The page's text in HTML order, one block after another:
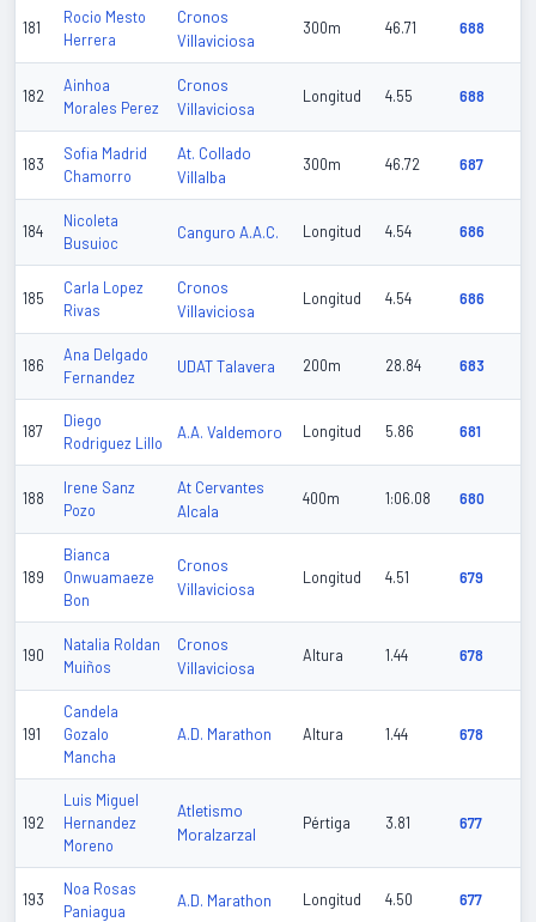
181
Rocio Mesto
Herrera
Cronos
Villaviciosa
300m 46.71 688
182
Ainhoa
Morales Perez
Cronos
Villaviciosa
Longitud 4.55 688
183
Sofia Madrid
Chamorro
At. Collado
Villalba
300m 46.72 687
184
Nicoleta
Busuioc
Canguro A.A.C. Longitud 4.54 686
185
Carla Lopez
Rivas
Cronos
Villaviciosa
Longitud 4.54 686
186
Ana Delgado
Fernandez
UDAT Talavera 200m 28.84 683
187
Diego
Rodriguez Lillo
A.A. Valdemoro Longitud 5.86 681
188
Irene Sanz
Pozo
At Cervantes
Alcala
400m 1:06.08 680
189
Bianca
Onwuamaeze
Bon
Cronos
Villaviciosa
Longitud 4.51 679
190
Natalia Roldan
Muiños
Cronos
Villaviciosa
Altura 1.44 678
191
Candela
Gozalo
Mancha
A.D. Marathon Altura 1.44 678
192
Luis Miguel
Hernandez
Moreno
Atletismo
Moralzarzal
Pértiga 3.81 677
193
Noa Rosas
Paniagua
A.D. Marathon Longitud 4.50 677